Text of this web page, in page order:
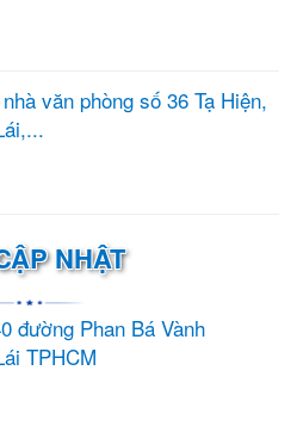
văn phòng số 36 Tạ Hiện,
NHẬT
đường Phan Bá Vành
TPHCM